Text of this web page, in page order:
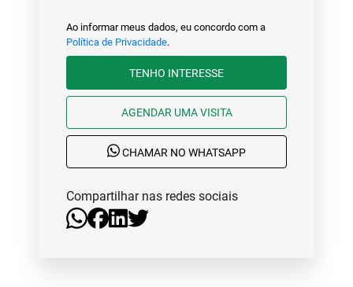
Ao informar meus dados, eu concordo com a
Política de Privacidade.
TENHO INTERESSE
AGENDAR UMA VISITA
CHAMAR NO WHATSAPP
Compartilhar nas redes sociais